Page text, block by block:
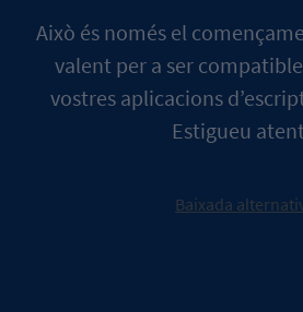
Això és només el
valent per a ser
vostres aplicacions
Estigueu
Baixada